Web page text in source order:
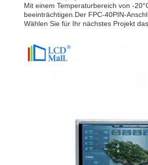
Mit einem Temperaturbereich von -
beeinträchtigen.Der FPC-40PIN-
Wählen Sie für Ihr nächstes Projekt